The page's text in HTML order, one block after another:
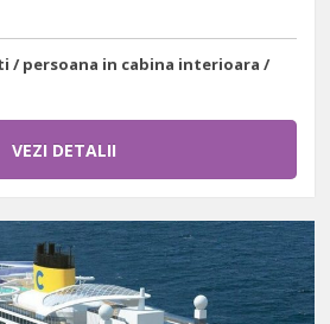
/ persoana in cabina interioara /
VEZI DETALII